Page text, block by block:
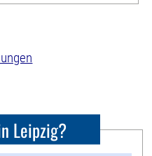
Leipzig?